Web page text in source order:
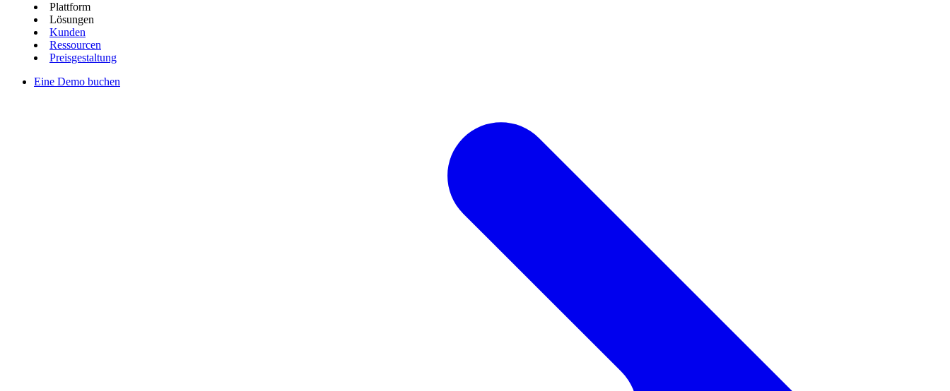
Plattform
Lösungen
Kunden
Ressourcen
Preisgestaltung
Eine Demo buchen